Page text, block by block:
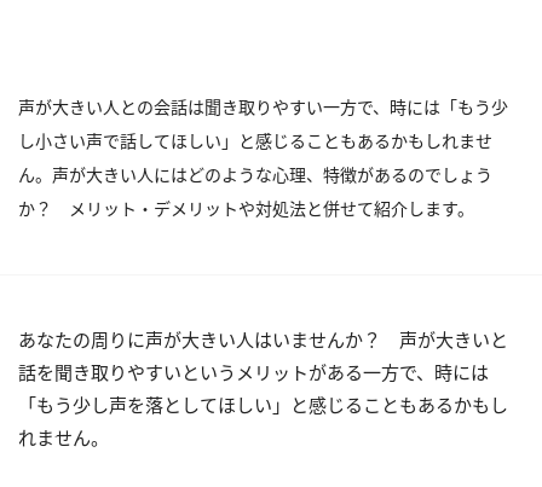
声が大きい人との会話は聞き取りやすい一方で、時には「もう少
し小さい声で話してほしい」と感じることもあるかもしれませ
ん。声が大きい人にはどのような心理、特徴があるのでしょう
か？ メリット・デメリットや対処法と併せて紹介します。
あなたの周りに声が大きい人はいませんか？ 声が大きいと
話を聞き取りやすいというメリットがある一方で、時には
「もう少し声を落としてほしい」と感じることもあるかもし
れません。